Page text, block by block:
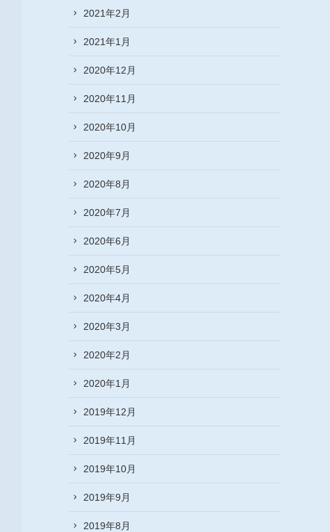
2021年2月
2021年1月
2020年12月
2020年11月
2020年10月
2020年9月
2020年8月
2020年7月
2020年6月
2020年5月
2020年4月
2020年3月
2020年2月
2020年1月
2019年12月
2019年11月
2019年10月
2019年9月
2019年8月